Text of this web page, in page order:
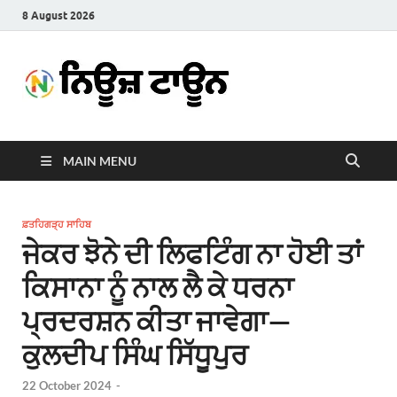
8 August 2026
Town
MAIN MENU
ਫ਼ਤਹਿਗੜ੍ਹ ਸਾਹਿਬ
ਜੇਕਰ ਝੋਨੇ ਦੀ ਲਿਫਟਿੰਗ ਨਾ ਹੋਈ ਤਾਂ
ਕਿਸਾਨਾ ਨੂੰ ਨਾਲ ਲੈ ਕੇ ਧਰਨਾ
ਪ੍ਰਦਰਸ਼ਨ ਕੀਤਾ ਜਾਵੇਗਾ—
ਕੁਲਦੀਪ ਸਿੰਘ ਸਿੱਧੂਪੁਰ
22 October 2024 -